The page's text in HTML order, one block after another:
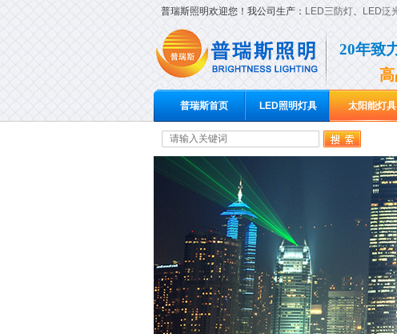
普瑞斯照明欢迎您！我公司生产： LED三防灯、 LED泛
20年致
普瑞斯首页 LED照明灯具 太阳能灯具